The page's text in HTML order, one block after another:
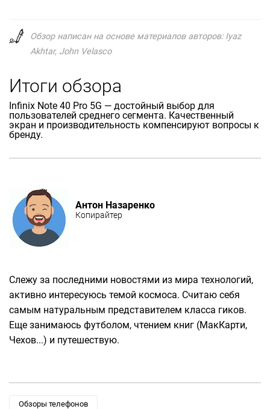
Обзор написан на основе материалов авторов: Iyaz
Akhtar, John Velasco
Итоги обзора
Infinix Note 40 Pro 5G — достойный выбор для
пользователей среднего сегмента. Качественный
экран и производительность компенсируют вопросы к
бренду.
Антон Назаренко
Копирайтер
Слежу за последними новостями из мира технологий,
активно интересуюсь темой космоса. Считаю себя
самым натуральным представителем класса гиков.
Еще занимаюсь футболом, чтением книг (МакКарти,
Чехов...) и путешествую.
Обзоры телефонов